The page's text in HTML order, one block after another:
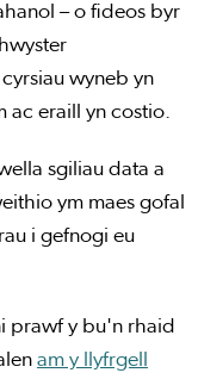
– o fideos byr
wyneb yn
ac eraill yn costio.
sgiliau data a
ym maes gofal
i gefnogi eu
prawf y bu'n rhaid
am y llyfrgell